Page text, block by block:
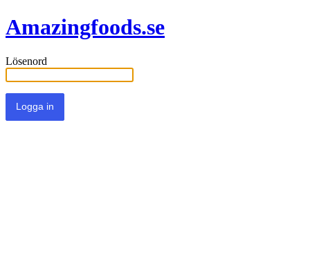
Amazingfoods.se
Lösenord